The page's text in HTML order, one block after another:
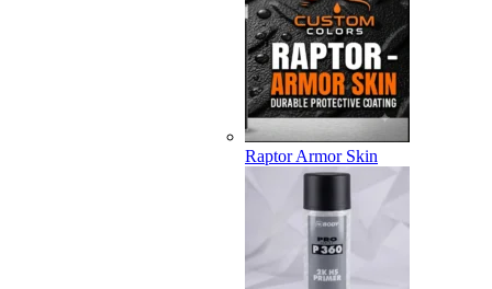
Raptor Armor Skin